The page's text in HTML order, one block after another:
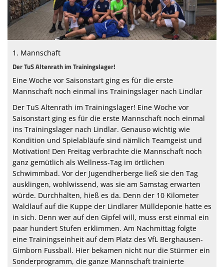
Faustball
Turnen
E-Bike
Outdoor Fitness
Terminkalender
1. Mannschaft
Der TuS Altenrath im Trainingslager!
Eine Woche vor Saisonstart ging es für die erste
Mannschaft noch einmal ins Trainingslager nach Lindlar
Der TuS Altenrath im Trainingslager! Eine Woche vor
Saisonstart ging es für die erste Mannschaft noch einmal
ins Trainingslager nach Lindlar. Genauso wichtig wie
Kondition und Spielabläufe sind nämlich Teamgeist und
Motivation! Den Freitag verbrachte die Mannschaft noch
ganz gemütlich als Wellness-Tag im örtlichen
Schwimmbad. Vor der Jugendherberge ließ sie den Tag
ausklingen, wohlwissend, was sie am Samstag erwarten
würde. Durchhalten, hieß es da. Denn der 10 Kilometer
Waldlauf auf die Kuppe der Lindlarer Mülldeponie hatte es
in sich. Denn wer auf den Gipfel will, muss erst einmal ein
paar hundert Stufen erklimmen. Am Nachmittag folgte
eine Trainingseinheit auf dem Platz des VfL Berghausen-
Gimborn Fussball. Hier bekamen nicht nur die Stürmer ein
Sonderprogramm, die ganze Mannschaft trainierte